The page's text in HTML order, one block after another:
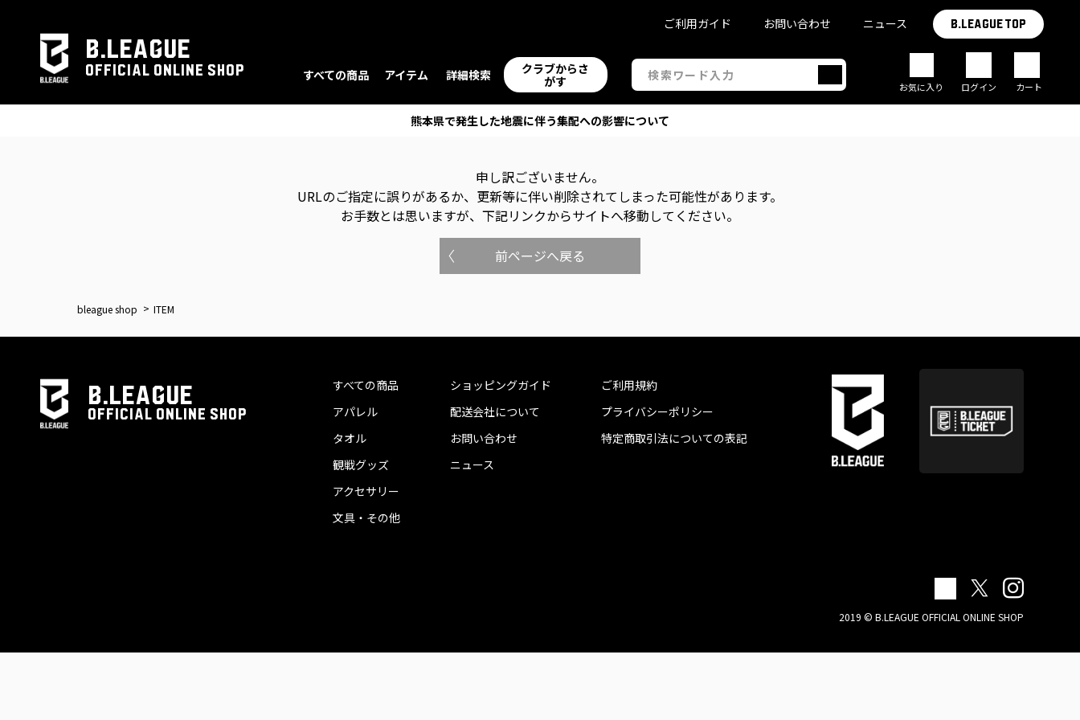
B.LEAGUE
OFFICIAL ONLINE SHOP すべての商品 アイテム 詳細検索
クラブからさ
がす
ご利用ガイド お問い合わせ ニュース B.LEAGUE TOP
お気に入り ログイン カート
熊本県で発生した地震に伴う集配への影響について
申し訳ございません。
URLのご指定に誤りがあるか、更新等に伴い削除されてしまった可能性があります。
お手数とは思いますが、下記リンクからサイトへ移動してください。
前ページへ戻る
bleague shop ITEM
B.LEAGUE
OFFICIAL ONLINE SHOP
すべての商品
アパレル
タオル
観戦グッズ
アクセサリー
文具・その他
ショッピングガイド
配送会社について
お問い合わせ
ニュース
ご利用規約
プライバシーポリシー
特定商取引法についての表記
2019 © B.LEAGUE OFFICIAL ONLINE SHOP